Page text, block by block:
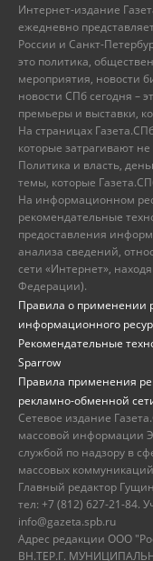
Интернет-издание
ежедневно
России и Санкт-
это политика,
мероприятия, новости
новости СПб сегодня –
премьеры и выставки,
На страницах
которые затрагивают
Политика и власть,
темы, которые
На информационном
рекомендательные
предоставления
анализа сведений,
сети «Интернет»,
Федерации).
Правила о применении
информационного
Рекомендательные
Sparrow
Правила применения
рекламно-обменной
Сетевое издание
массовой информации
службой по надзору в
массовых
Главный редактор
тел: +7 (812) 627-21-84.
info@gazeta.spb.ru
Адрес редакции ООО
ВН.ТЕР.Г.